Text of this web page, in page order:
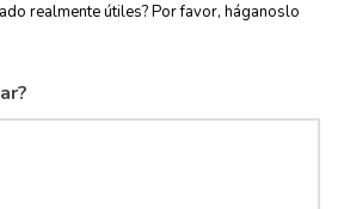
realmente útiles? Por favor, háganoslo